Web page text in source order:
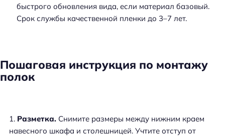
быстрого обновления вида, если материал базовый.
Срок службы качественной пленки до 3–7 лет.
Пошаговая инструкция по монтажу
полок
Разметка. Снимите размеры между нижним краем
навесного шкафа и столешницей. Учтите отступ от